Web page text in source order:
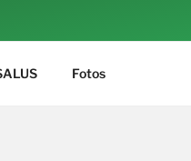
Fotos